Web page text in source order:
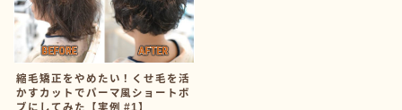
縮毛矯正をやめたい！くせ毛を活
かすカットでパーマ風ショートボ
ブにしてみた【実例 #1】